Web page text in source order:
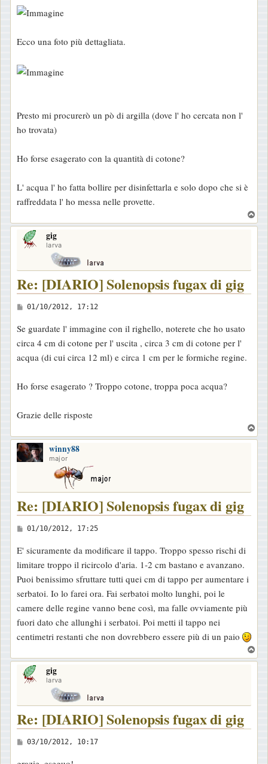
Ecco una foto più dettagliata.
Presto mi procurerò un pò di argilla (dove l' ho cercata non l'
ho trovata)
Ho forse esagerato con la quantità di cotone?
L' acqua l' ho fatta bollire per disinfettarla e solo dopo che si è
raffreddata l' ho messa nelle provette.
o
gig
larva
Re: [DIARIO] Solenopsis fugax di gig
M
s
s
a
g
o
01/10/2012, 17:12
Se guardate l' immagine con il righello, noterete che ho usato
circa 4 cm di cotone per l' uscita , circa 3 cm di cotone per l'
acqua (di cui circa 12 ml) e circa 1 cm per le formiche regine.
Ho forse esagerato ? Troppo cotone, troppa poca acqua?
Grazie delle risposte
o
winny88
major
Re: [DIARIO] Solenopsis fugax di gig
M
s
s
a
g
g
i
o
01/10/2012, 17:25
E' sicuramente da modificare il tappo. Troppo spesso rischi di
limitare troppo il ricircolo d'aria. 1-2 cm bastano e avanzano.
Puoi benissimo sfruttare tutti quei cm di tappo per aumentare i
serbatoi. Io lo farei ora. Fai serbatoi molto lunghi, poi le
camere delle regine vanno bene così, ma falle ovviamente più
fuori dato che allunghi i serbatoi. Poi metti il tappo nei
centimetri restanti che non dovrebbero essere più di un paio
o
gig
larva
Re: [DIARIO] Solenopsis fugax di gig
M
03/10/2012, 10:17